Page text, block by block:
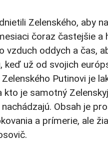
Zelenského, aby
čoraz častejšie a
vzduch oddych a čas,
keď už od svojich
Putinovi je
kto je samotný
Obsah je
a prímerie, ale